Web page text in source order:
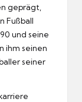
geprägt,
Fußball
und seine
ihm seinen
seiner